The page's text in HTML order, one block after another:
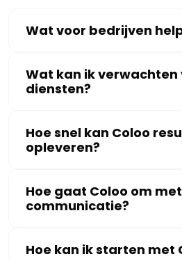
Wat voor bedrijven
Wat kan ik verwachten
diensten?
Hoe snel kan Coloo
opleveren?
Hoe gaat Coloo om met
communicatie?
Hoe kan ik starten met